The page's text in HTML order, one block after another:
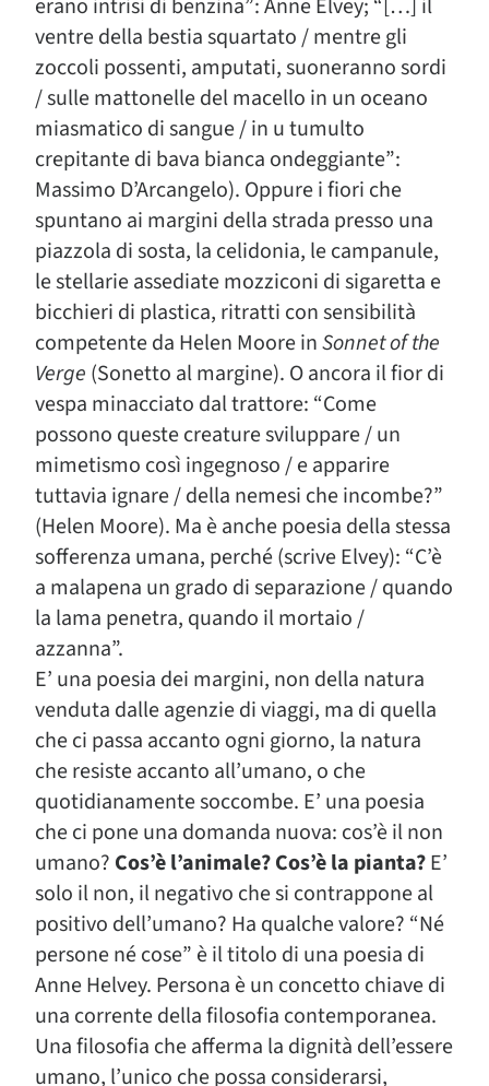
erano intrisi di benzina”: Anne Elvey; “[…] il
ventre della bestia squartato / mentre gli
zoccoli possenti, amputati, suoneranno sordi
/ sulle mattonelle del macello in un oceano
miasmatico di sangue / in u tumulto
crepitante di bava bianca ondeggiante”:
Massimo D’Arcangelo). Oppure i fiori che
spuntano ai margini della strada presso una
piazzola di sosta, la celidonia, le campanule,
le stellarie assediate mozziconi di sigaretta e
bicchieri di plastica, ritratti con sensibilità
competente da Helen Moore inSonnet of the
Verge (Sonetto al margine). O ancora il fior di
vespa minacciato dal trattore: “Come
possono queste creature sviluppare / un
mimetismo così ingegnoso / e apparire
tuttavia ignare / della nemesi che incombe?”
(Helen Moore). Ma è anche poesia della stessa
sofferenza umana, perché (scrive Elvey): “C’è
a malapena un grado di separazione / quando
la lama penetra, quando il mortaio /
azzanna”.
E’ una poesia dei margini, non della natura
venduta dalle agenzie di viaggi, ma di quella
che ci passa accanto ogni giorno, la natura
che resiste accanto all’umano, o che
quotidianamente soccombe. E’ una poesia
che ci pone una domanda nuova: cos’è il non
umano? Cos’è l’animale? Cos’è la pianta?E’
solo il non, il negativo che si contrappone al
positivo dell’umano? Ha qualche valore? “Né
persone né cose” è il titolo di una poesia di
Anne Helvey. Persona è un concetto chiave di
una corrente della filosofia contemporanea.
Una filosofia che afferma la dignità dell’essere
umano, l’unico che possa considerarsi,